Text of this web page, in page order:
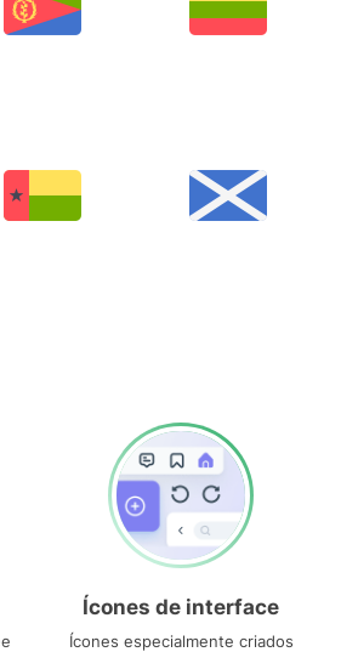
Ícones de interface
Ícones especialmente criados